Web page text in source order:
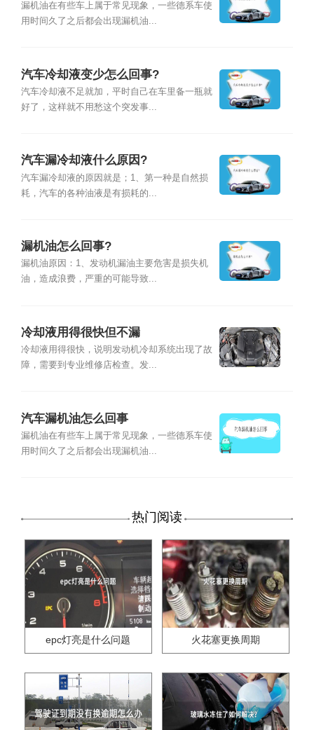
漏机油在有些车上属于常见现象，一些德系车使
用时间久了之后都会出现漏机油...
汽车冷却液变少怎么回事?
汽车冷却液不足就加，平时自己在车里备一瓶就
好了，这样就不用愁这个突发事...
汽车漏冷却液什么原因?
汽车漏冷却液的原因就是；1、第一种是自然损
耗，汽车的各种油液是有损耗的...
漏机油怎么回事?
漏机油原因：1、发动机漏油主要危害是损失机
油，造成浪费，严重的可能导致...
冷却液用得很快但不漏
冷却液用得很快，说明发动机冷却系统出现了故
障，需要到专业维修店检查。发...
汽车漏机油怎么回事
漏机油在有些车上属于常见现象，一些德系车使
用时间久了之后都会出现漏机油...
热门阅读
epc灯亮是什么问题 火花塞更换周期